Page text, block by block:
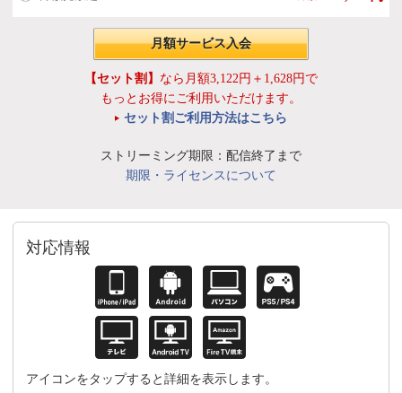
月額サービス入会
【セット割】 なら月額3,122円＋1,628円で
もっとお得にご利用いただけます。
セット割ご利用方法はこちら
ストリーミング期限：配信終了まで
期限・ライセンスについて
対応情報
アイコンをタップすると詳細を表示します。